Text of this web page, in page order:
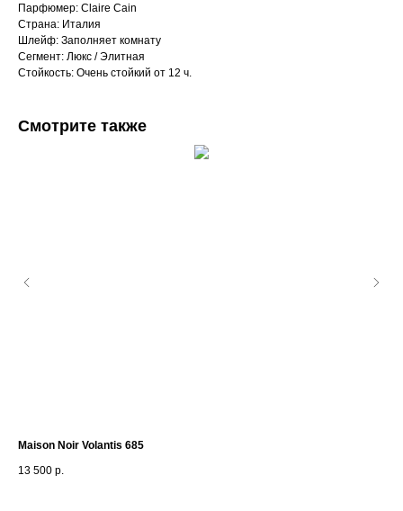
Парфюмер: Claire Cain
Страна: Италия
Шлейф: Заполняет комнату
Сегмент: Люкс / Элитная
Стойкость: Очень стойкий от 12 ч.
Смотрите также
Maison Noir Volantis 685
13 500 р.